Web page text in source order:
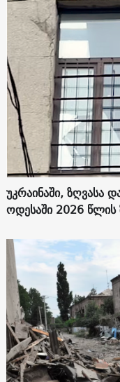
უკრაინაში, ზღვასა
ოდესაში 2026